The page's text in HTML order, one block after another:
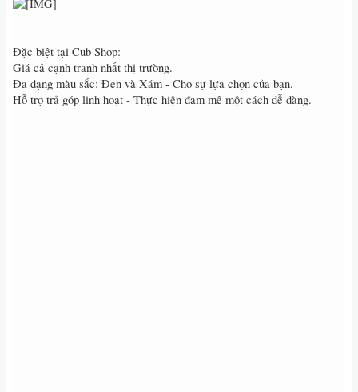
Đặc biệt tại Cub Shop:
Giá cả cạnh tranh nhất thị trường.
Đa dạng màu sắc: Đen và Xám - Cho sự lựa chọn của bạn.
Hỗ trợ trả góp linh hoạt - Thực hiện đam mê một cách dễ dàng.